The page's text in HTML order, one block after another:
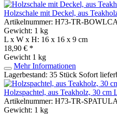
Holzschale mit Deckel, aus
Artikelnummer: H73-TR-
Gewicht: 1 kg
L x W x H: 16 x 16 x 9 cm
18,90 € *
Gewicht 1 kg
Mehr Informationen
Lagerbestand: 35 Stück Sofort
Holzspachtel, aus Teakholz, 30 cm
Artikelnummer: H73-TR-
Gewicht: 1 kg